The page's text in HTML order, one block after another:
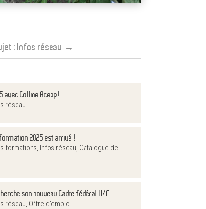
: Infos réseau →
avec Colline Acepp!
réseau
2025 est arrivé !
formations, Infos réseau, Catalogue de
son nouveau Cadre fédéral H/F
réseau, Offre d'emploi